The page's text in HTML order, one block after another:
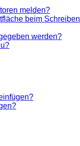
melden?
beim Schreiben
werden?